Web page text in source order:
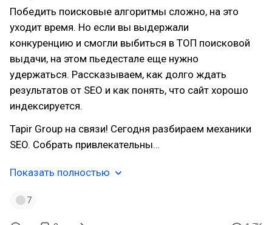
Победить поисковые алгоритмы сложно, на это
уходит время. Но если вы выдержали
конкуренцию и смогли выбиться в ТОП поисковой
выдачи, на этом пьедестале еще нужно
удержаться. Рассказываем, как долго ждать
результатов от SEO и как понять, что сайт хорошо
индексируется.
Tapir Group на связи! Сегодня разбираем механики
SEO. Собрать привлекательны…
Показать полностью
7